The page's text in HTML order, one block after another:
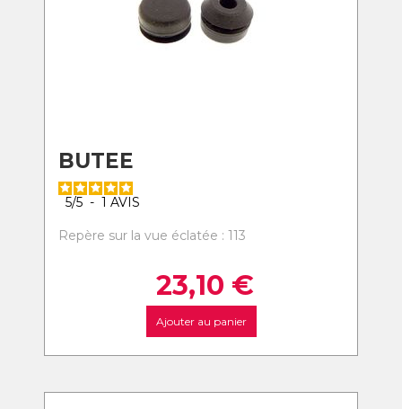
BUTEE
5/5 - 1 AVIS
Repère sur la vue éclatée : 113
23,10 €
Ajouter au panier